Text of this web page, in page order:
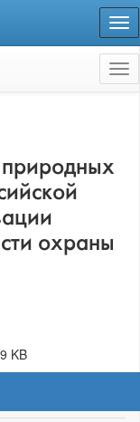
природных
охраны
KB